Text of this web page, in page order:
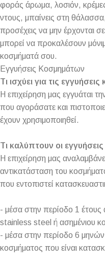
φοράς άρωμα, λοσιόν, κρέμες
ντους, μπαίνεις στη
προσέχεις να μην έρχονται
μπορεί να προκαλέσουν
κοσμήματά σου.
Εγγυήσεις Κοσμημάτων
Τι ισχύει για τις
Η επιχείρηση μας εγγυάται
που αγοράσατε και
έχουν χρησιμοποιηθεί.
Τι καλύπτουν οι
Η επιχείρηση μας
αντικατάσταση του
που εντοπιστεί
- μέσα στην περίοδο 1 έτους
stainless steel ή ασημένιου
- μέσα στην περίοδο 6
κοσμήματος που είναι